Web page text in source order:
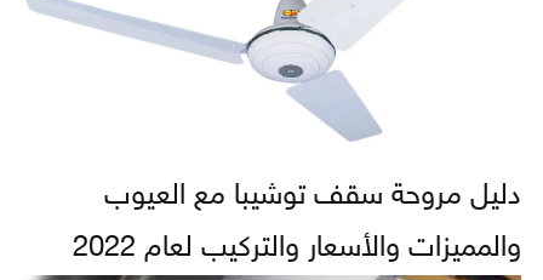
دليل مروحة سقف توشيبا مع العيوب
والمميزات والأسعار والتركيب لعام 2022